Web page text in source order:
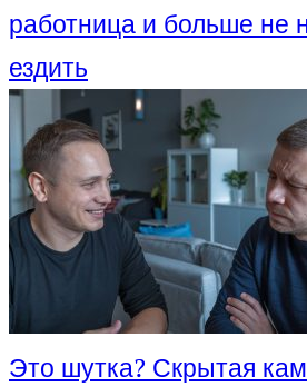
работница и больше не
ездить
Это шутка? Скрытая